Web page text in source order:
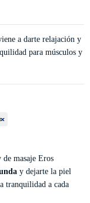
a darte relajación y
para músculos y
de masaje Eros
y dejarte la piel
tranquilidad a cada